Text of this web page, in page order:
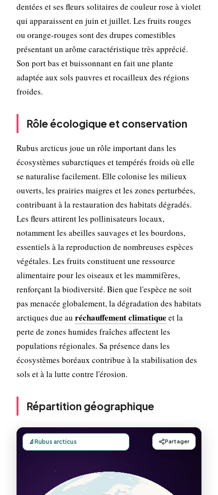
dentées et ses fleurs solitaires de couleur rose à violet
qui apparaissent en juin et juillet. Les fruits rouges
ou orange-rouges sont des drupes comestibles
présentant un arôme caractéristique très apprécié.
Son port bas et buissonnant en fait une plante
adaptée aux sols pauvres et rocailleux des régions
froides.
Rôle écologique et conservation
Rubus arcticus joue un rôle important dans les
écosystèmes subarctiques et tempérés froids où elle
se naturalise facilement. Elle colonise les milieux
ouverts, les prairies maigres et les zones perturbées,
contribuant à la restauration des habitats dégradés.
Les fleurs attirent les pollinisateurs locaux,
notamment les abeilles sauvages et les bourdons,
essentiels à la reproduction de nombreuses espèces
végétales. Les fruits constituent une ressource
alimentaire pour les oiseaux et les mammifères,
renforçant la biodiversité. Bien que l'espèce ne soit
pas menacée globalement, la dégradation des habitats
arctiques due au réchauffement climatique et la
perte de zones humides fraîches affectent les
populations régionales. Sa présence dans les
écosystèmes boréaux contribue à la stabilisation des
sols et à la lutte contre l'érosion.
Répartition géographique